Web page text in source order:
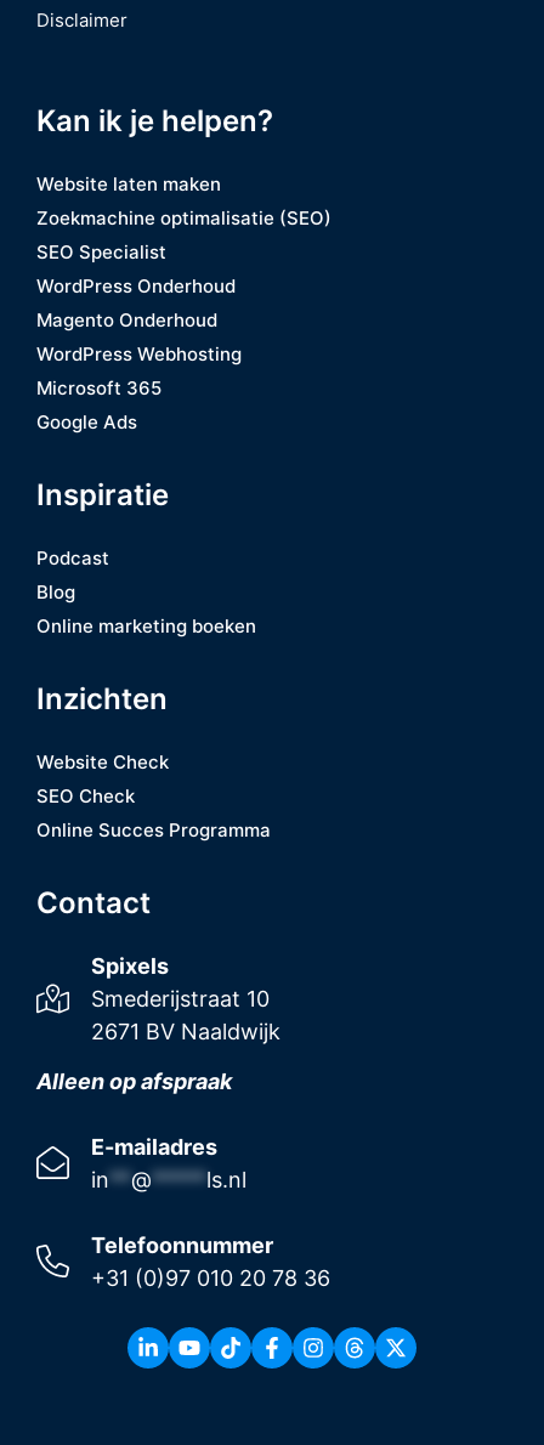
Disclaimer
Kan ik je helpen?
Website laten maken
Zoekmachine optimalisatie (SEO)
SEO Specialist
WordPress Onderhoud
Magento Onderhoud
WordPress Webhosting
Microsoft 365
Google Ads
Inspiratie
Podcast
Blog
Online marketing boeken
Inzichten
Website Check
SEO Check
Online Succes Programma
Contact
Spixels
Smederijstraat 10
2671 BV Naaldwijk
Alleen op afspraak
E-mailadres
in**@*****ls.nl
Telefoonnummer
+31 (0)97 010 20 78 36